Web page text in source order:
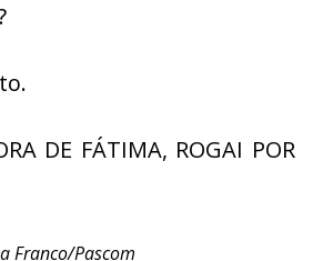
DE FÁTIMA, ROGAI POR
Franco/Pascom